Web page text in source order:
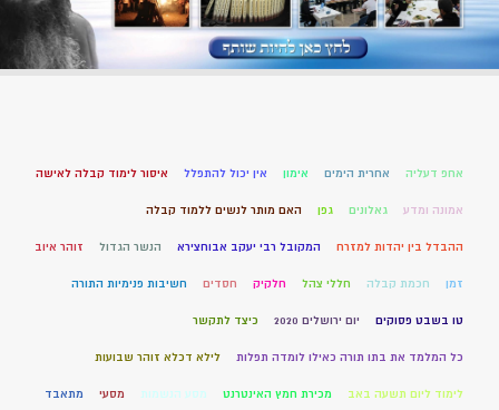
אחפ דעליה אחרית הימים אימון אין יכול להתפלל איסור לימוד קבלה לאישה
אמונה ומדע גאלונים גפן האם מותר לנשים ללמוד קבלה
ההבדל בין יהדות למזרח המקובל רבי יעקב אבוחצירא הנשר הגדול זוהר איוב
זמן חכמת קבלה חללי צהל חלקיק חסדים חשיבות פנימיות התורה
טו בשבט פסוקים יום ירושלים 2020 כיצד לתקשר
כל המלמד את בתו תורה כאילו לומדה תפלות לילא דכלא זוהר שבועות
לימוד ליום תשעה באב מכירת חמץ האינטרנט מסע הנשמות מסעי מתאבד